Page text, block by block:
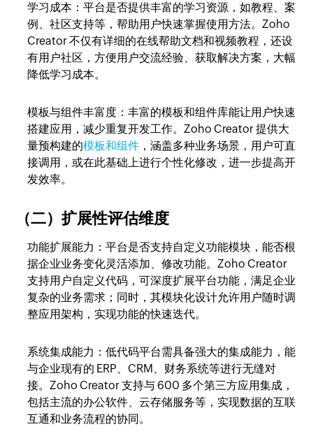
学习成本 ：平台是否提供丰富的学习资源，如教程、案
例、社区支持等，帮助用户快速掌握使用方法。Zoho
Creator 不仅有详细的在线帮助文档和视频教程，还设
有用户社区，方便用户交流经验、获取解决方案，大幅
降低学习成本。
模板与组件丰富度 ：丰富的模板和组件库能让用户快速
搭建应用，减少重复开发工作。Zoho Creator 提供大
量预构建的模板和组件 ，涵盖多种业务场景，用户可直
接调用，或在此基础上进行个性化修改，进一步提高开
发效率。
（二）扩展性评估维度
功能扩展能力 ：平台是否支持自定义功能模块，能否根
据企业业务变化灵活添加、修改功能。Zoho Creator
支持用户自定义代码，可深度扩展平台功能，满足企业
复杂的业务需求；同时，其模块化设计允许用户随时调
整应用架构，实现功能的快速迭代。
系统集成能力 ：低代码平台需具备强大的集成能力，能
与企业现有的 ERP、CRM、财务系统等进行无缝对
接。Zoho Creator 支持与 600 多个第三方应用集成，
包括主流的办公软件、云存储服务等，实现数据的互联
互通和业务流程的协同。